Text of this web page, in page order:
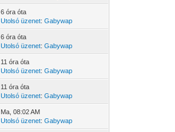
6 óra óta
Utolsó üzenet:Gabywap
6 óra óta
Utolsó üzenet:Gabywap
11 óra óta
Utolsó üzenet:Gabywap
11 óra óta
Utolsó üzenet:Gabywap
Ma , 08:02 AM
Utolsó üzenet:Gabywap